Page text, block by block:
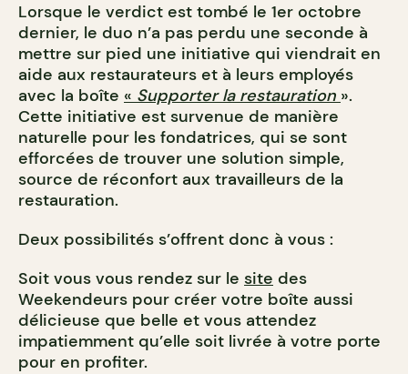
Lorsque le verdict est tombé le 1er octobre
dernier, le duo n’a pas perdu une seconde à
mettre sur pied une initiative qui viendrait en
aide aux restaurateurs et à leurs employés
avec la boîte « Supporter la restauration ».
Cette initiative est survenue de manière
naturelle pour les fondatrices, qui se sont
efforcées de trouver une solution simple,
source de réconfort aux travailleurs de la
restauration.
Deux possibilités s’offrent donc à vous :
Soit vous vous rendez sur le site des
Weekendeurs pour créer votre boîte aussi
délicieuse que belle et vous attendez
impatiemment qu’elle soit livrée à votre porte
pour en profiter.